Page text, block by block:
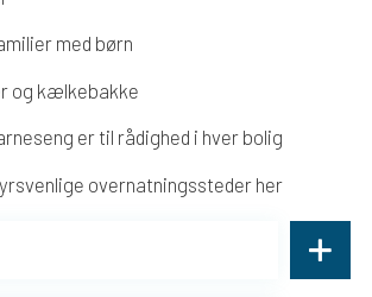
med børn
og kælkebakke
er til rådighed i hver bolig
overnatningssteder her